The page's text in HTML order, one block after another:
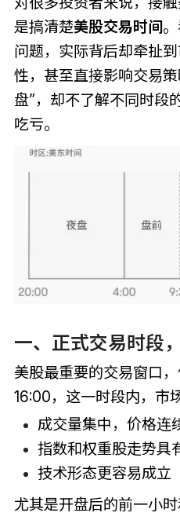
是搞清楚美股交易时间
问题，实际背后却牵扯
性，甚至直接影响交易
盘”，却不了解不同时段
吃亏。
一、正式交易时段
美股最重要的交易窗口
16:00，这一时段内，市
成交量集中，价格连
指数和权重股走势具
技术形态更容易成立
尤其是开盘后的前一小